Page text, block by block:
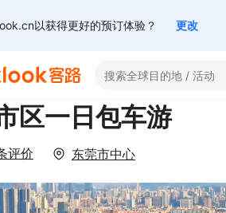
以获得更好的预订体验？ 更改
区一日包车游
评价 东莞市中心